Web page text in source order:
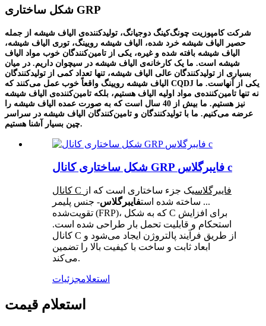
شکل ساختاری GRP
شرکت کامپوزیت چونگ‌کینگ دوجیانگ، تولیدکننده‌ی الیاف شیشه از جمله
حصیر الیاف شیشه خرد شده، الیاف شیشه رویینگ، توری الیاف شیشه،
الیاف شیشه بافته شده و غیره، یکی از تامین‌کنندگان خوب مواد الیاف
شیشه است. ما یک کارخانه‌ی الیاف شیشه در سیچوان داریم. در میان
بسیاری از تولیدکنندگان عالی الیاف شیشه، تنها تعداد کمی از تولیدکنندگان
الیاف شیشه رویینگ واقعاً خوب عمل می‌کنند که CQDJ یکی از آنهاست. ما
نه تنها تامین‌کننده‌ی مواد اولیه الیاف هستیم، بلکه تامین‌کننده‌ی الیاف شیشه
نیز هستیم. ما بیش از 40 سال است که به صورت عمده الیاف شیشه را
عرضه می‌کنیم. ما با تولیدکنندگان و تامین‌کنندگان الیاف شیشه در سراسر
چین بسیار آشنا هستیم.
شکل ساختاری کانال GRP فایبرگلاس c
کانال C فایبرگلاسیک جزء ساختاری است که از
... ساخته شده استفایبرگلاس- جنس پلیمر
تقویت‌شده (FRP)، که به شکل C برای افزایش
استحکام و قابلیت تحمل بار طراحی شده است.
کانال C از طریق فرآیند پالتروژن ایجاد می‌شود و
ابعاد ثابت و ساخت با کیفیت بالا را تضمین
می‌کند.
استعلامجزئیات
استعلام قیمت